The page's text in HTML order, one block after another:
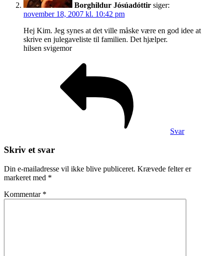
Borghildur Jósúadóttir siger:
november 18, 2007 kl. 10:42 pm
Hej Kim. Jeg synes at det ville måske være en god idee at
skrive en julegaveliste til familien. Det hjælper.
hilsen svigemor
Svar
Skriv et svar
Din e-mailadresse vil ikke blive publiceret. Krævede felter er
markeret med *
Kommentar *